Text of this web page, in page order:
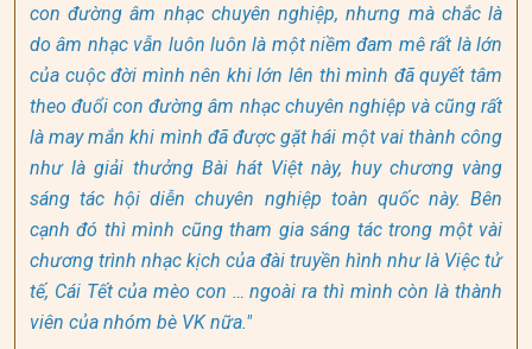
con đường âm nhạc chuyên nghiệp, nhưng mà chắc là
do âm nhạc vẫn luôn luôn là một niềm đam mê rất là lớn
của cuộc đời mình nên khi lớn lên thì mình đã quyết tâm
theo đuổi con đường âm nhạc chuyên nghiệp và cũng rất
là may mắn khi mình đã được gặt hái một vai thành công
như là giải thưởng Bài hát Việt này, huy chương vàng
sáng tác hội diễn chuyên nghiệp toàn quốc này. Bên
cạnh đó thì mình cũng tham gia sáng tác trong một vài
chương trình nhạc kịch của đài truyền hình như là Việc tử
tế, Cái Tết của mèo con … ngoài ra thì mình còn là thành
viên của nhóm bè VK nữa."